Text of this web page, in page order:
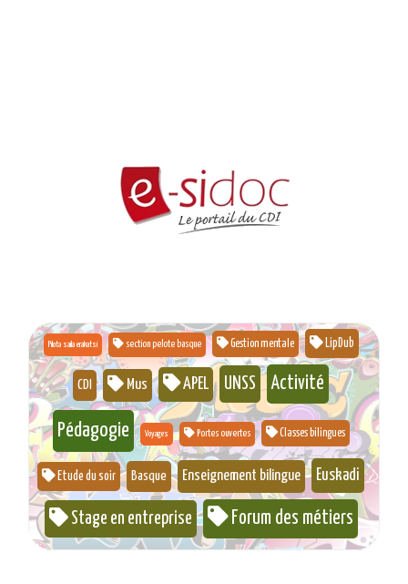
Pilota saila erakatsi section pelote basque Gestion mentale LipDub
CDI Mus APEL UNSS Activité
Pédagogie Voyages Portes ouvertes Classes bilingues
Etude du soir Basque Enseignement bilingue Euskadi
Stage en entreprise Forum des métiers